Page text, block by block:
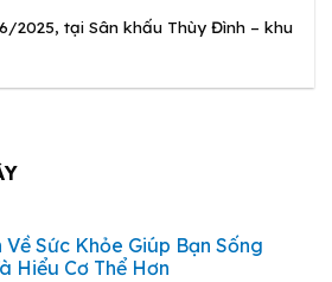
2025, tại Sân khấu Thùy Đình – khu
Về Sức Khỏe Giúp Bạn Sống
Hiểu Cơ Thể Hơn